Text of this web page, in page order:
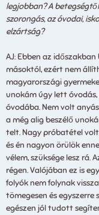
legjobban? A
szorongás, az óvodai,
elzártság?
AJ: Ebben az
másoktól, ezért nem
magyarországi
unokám úgy lett
óvodába. Nem volt
a még alig beszélő
telt. Nagy próbatétel
és én nagyon örülök
vélem, szüksége lesz rá.
régen. Valójában ez is
folyók nem folynak
tömegesen és egyszerre
egészen jól tudott